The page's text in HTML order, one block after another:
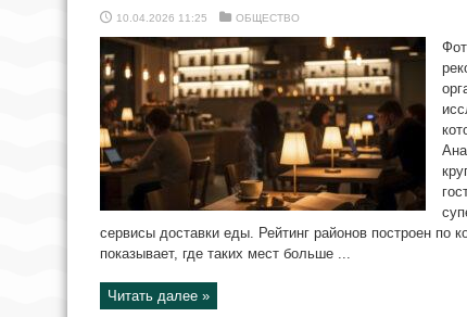
10.04.2026 11:25 ОБЩЕСТВО
сервисы доставки еды. Рейтинг районов построен по
показывает, где таких мест больше ...
Читать далее »